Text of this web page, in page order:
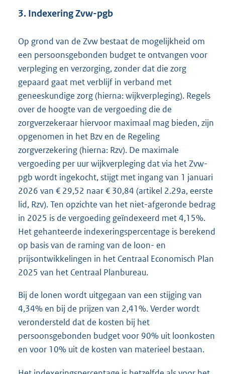
3. Indexering Zvw-pgb
Op grond van de Zvw bestaat de mogelijkheid om
een persoonsgebonden budget te ontvangen voor
verpleging en verzorging, zonder dat die zorg
gepaard gaat met verblijf in verband met
geneeskundige zorg (hierna: wijkverpleging). Regels
over de hoogte van de vergoeding die de
zorgverzekeraar hiervoor maximaal mag bieden, zijn
opgenomen in het Bzv en de Regeling
zorgverzekering (hierna: Rzv). De maximale
vergoeding per uur wijkverpleging dat via het Zvw-
pgb wordt ingekocht, stijgt met ingang van 1 januari
2026 van € 29,52 naar € 30,84 (artikel 2.29a, eerste
lid, Rzv). Ten opzichte van het niet-afgeronde bedrag
in 2025 is de vergoeding geïndexeerd met 4,15%.
Het gehanteerde indexeringspercentage is berekend
op basis van de raming van de loon- en
prijsontwikkelingen in het Centraal Economisch Plan
2025 van het Centraal Planbureau.
Bij de lonen wordt uitgegaan van een stijging van
4,34% en bij de prijzen van 2,41%. Verder wordt
verondersteld dat de kosten bij het
persoonsgebonden budget voor 90% uit loonkosten
en voor 10% uit de kosten van materieel bestaan.